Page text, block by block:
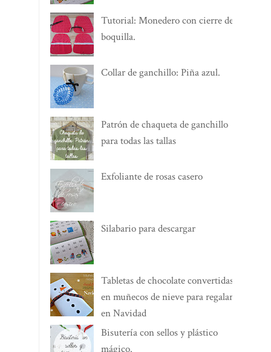
Tutorial: Monedero con cierre de
boquilla.
Collar de ganchillo: Piña azul.
Patrón de chaqueta de ganchillo
para todas las tallas
Exfoliante de rosas casero
Silabario para descargar
Tabletas de chocolate convertidas
en muñecos de nieve para regalar
en Navidad
Bisutería con sellos y plástico
mágico.